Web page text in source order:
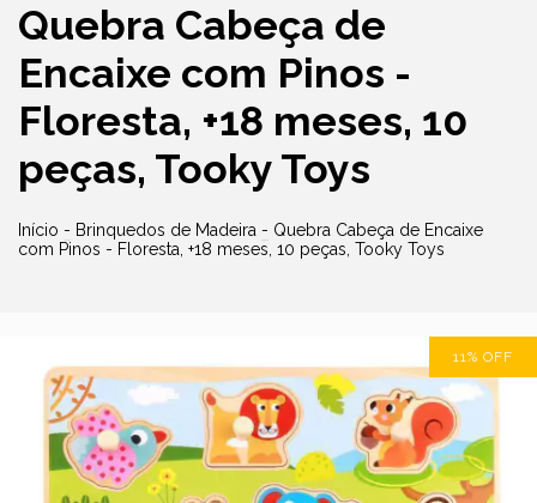
Quebra Cabeça de
Encaixe com Pinos -
Floresta, +18 meses, 10
peças, Tooky Toys
Início - Brinquedos de Madeira - Quebra Cabeça de Encaixe
com Pinos - Floresta, +18 meses, 10 peças, Tooky Toys
11% OFF